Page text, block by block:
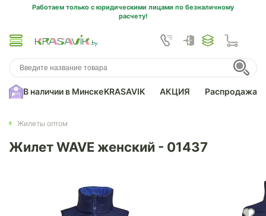
Работаем только с юридическими лицами по безналичному
расчету!
В наличии в МинскеKRASAVIK АКЦИЯ Распродажа
Жилеты оптом
Жилет WAVE женский - 01437